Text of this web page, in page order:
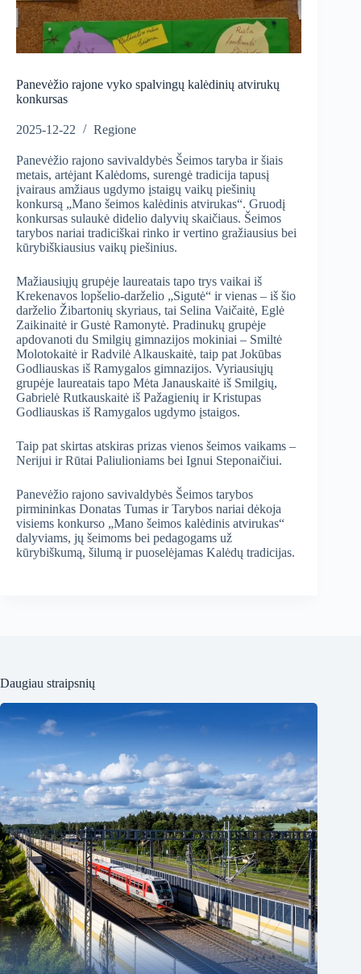
Panevėžio rajone vyko spalvingų kalėdinių atvirukų
konkursas
2025-12-22 Regione
Panevėžio rajono savivaldybės Šeimos taryba ir šiais
metais, artėjant Kalėdoms, surengė tradicija tapusį
įvairaus amžiaus ugdymo įstaigų vaikų piešinių
konkursą „Mano šeimos kalėdinis atvirukas“. Gruodį
konkursas sulaukė didelio dalyvių skaičiaus. Šeimos
tarybos nariai tradiciškai rinko ir vertino gražiausius bei
kūrybiškiausius vaikų piešinius.
Mažiausiųjų grupėje laureatais tapo trys vaikai iš
Krekenavos lopšelio-darželio „Sigutė“ ir vienas – iš šio
darželio Žibartonių skyriaus, tai Selina Vaičaitė, Eglė
Zaikinaitė ir Gustė Ramonytė. Pradinukų grupėje
apdovanoti du Smilgių gimnazijos mokiniai – Smiltė
Molotokaitė ir Radvilė Alkauskaitė, taip pat Jokūbas
Godliauskas iš Ramygalos gimnazijos. Vyriausiųjų
grupėje laureatais tapo Mėta Janauskaitė iš Smilgių,
Gabrielė Rutkauskaitė iš Pažagienių ir Kristupas
Godliauskas iš Ramygalos ugdymo įstaigos.
Taip pat skirtas atskiras prizas vienos šeimos vaikams –
Nerijui ir Rūtai Paliulioniams bei Ignui Steponaičiui.
Panevėžio rajono savivaldybės Šeimos tarybos
pirmininkas Donatas Tumas ir Tarybos nariai dėkoja
visiems konkurso „Mano šeimos kalėdinis atvirukas“
dalyviams, jų šeimoms bei pedagogams už
kūrybiškumą, šilumą ir puoselėjamas Kalėdų tradicijas.
Daugiau straipsnių